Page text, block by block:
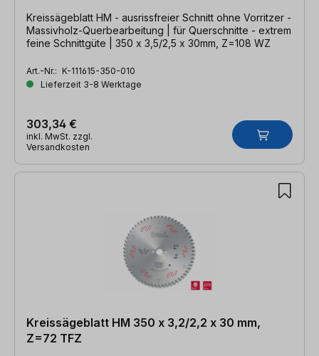
Kreissägeblatt HM - ausrissfreier Schnitt ohne Vorritzer -
Massivholz-Querbearbeitung | für Querschnitte - extrem
feine Schnittgüte | 350 x 3,5/2,5 x 30mm, Z=108 WZ
Art.-Nr.: K-111615-350-010
Lieferzeit 3-8 Werktage
303,34 €
inkl. MwSt. zzgl.
Versandkosten
Kreissägeblatt HM 350 x 3,2/2,2 x 30 mm,
Z=72 TFZ